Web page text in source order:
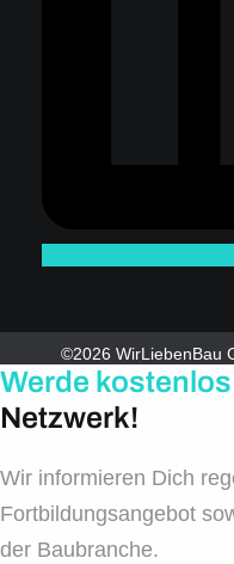
©2026 WirLiebenBau
Werde kostenlos
Netzwerk!
Wir informieren Dich
Fortbildungsangebot
der Baubranche.